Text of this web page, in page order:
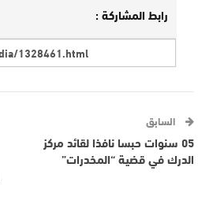
رابط المشاركة :
السابق
05 سنوات حبسا نافذا لقائد مركز
الدرك في قضية “المخدرات”